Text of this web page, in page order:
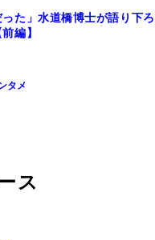
た」水道橋博士が語り下ろ
編】
タメ
ス